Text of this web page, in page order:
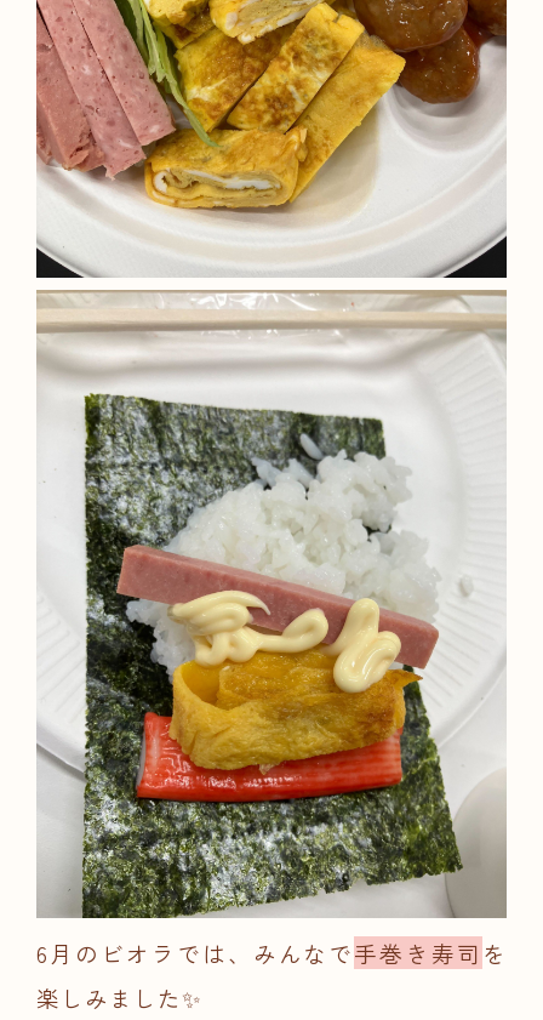
6月のビオラでは、みんなで手巻き寿司 を
楽しみました✨